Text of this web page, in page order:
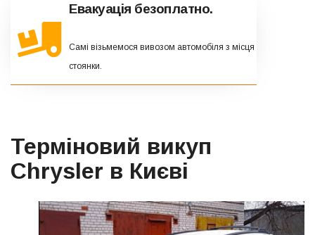
Евакуація безоплатно.
Самі візьмемося вивозом автомобіля з місця
стоянки.
Терміновий викуп
Chrysler в Києві